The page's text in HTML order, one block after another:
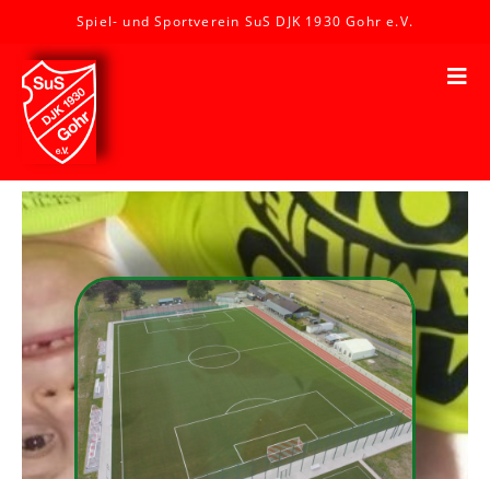
Spiel- und Sportverein SuS DJK 1930 Gohr e.V.